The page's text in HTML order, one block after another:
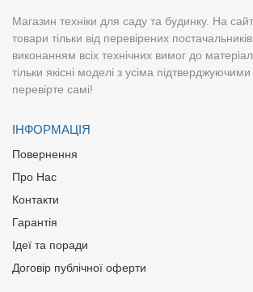
Магазин техніки для саду та будинку. На
товари тільки від перевірених
виконанням всіх технічних вимог до
тільки якісні моделі з усіма
перевірте самі!
ІНФОРМАЦІЯ
Повернення
Про Нас
Контакти
Гарантія
Ідеї та поради
Договір публічної оферти